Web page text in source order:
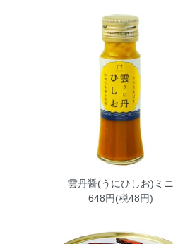
雲丹醤(うにひしお)ミニ
648円(税48円)